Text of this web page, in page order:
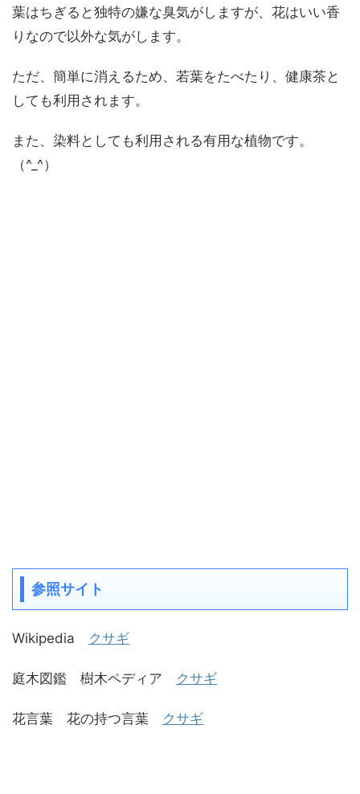
葉はちぎると独特の嫌な臭気がしますが、花はいい香
りなので以外な気がします。
ただ、簡単に消えるため、若葉をたべたり、健康茶と
しても利用されます。
また、染料としても利用される有用な植物です。
（^_^）
参照サイト
Wikipedia クサギ
庭木図鑑 樹木ペディア クサギ
花言葉 花の持つ言葉 クサギ